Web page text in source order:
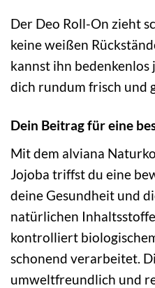
Der Deo Roll-On zieht
keine weißen
kannst ihn bedenkenlos
dich rundum frisch und
Dein Beitrag für eine
Mit dem alviana
Jojoba triffst du eine
deine Gesundheit und
natürlichen
kontrolliert
schonend verarbeitet.
umweltfreundlich und